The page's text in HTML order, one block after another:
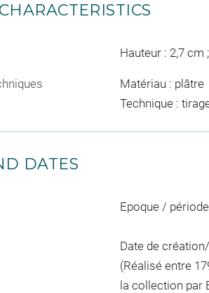
Hauteur : 2,7 cm
Matériau : plâtre
Technique :
DATES
Epoque /
Date de
(Réalisé entre
la collection par